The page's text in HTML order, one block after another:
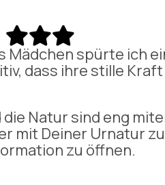
Mädchen spürte ich
dass ihre stille
die Natur sind eng
mit Deiner Urnatur
zu öffnen.